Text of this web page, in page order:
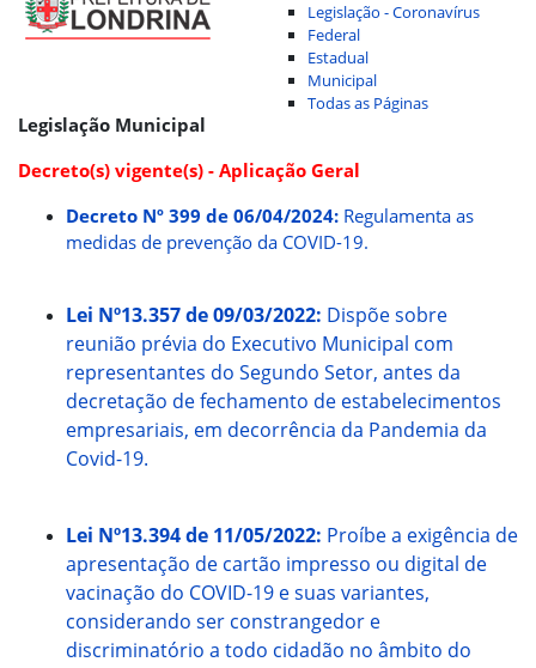
Legislação - Coronavírus
Federal
Estadual
Municipal
Todas as Páginas
Legislação Municipal
Decreto(s) vigente(s) - Aplicação Geral
Decreto Nº 399 de 06/04/2024: Regulamenta as
medidas de prevenção da COVID-19.
Lei Nº13.357 de 09/03/2022: Dispõe sobre
reunião prévia do Executivo Municipal com
representantes do Segundo Setor, antes da
decretação de fechamento de estabelecimentos
empresariais, em decorrência da Pandemia da
Covid-19.
Lei Nº13.394 de 11/05/2022: Proíbe a exigência de
apresentação de cartão impresso ou digital de
vacinação do COVID-19 e suas variantes,
considerando ser constrangedor e
discriminatório a todo cidadão no âmbito do